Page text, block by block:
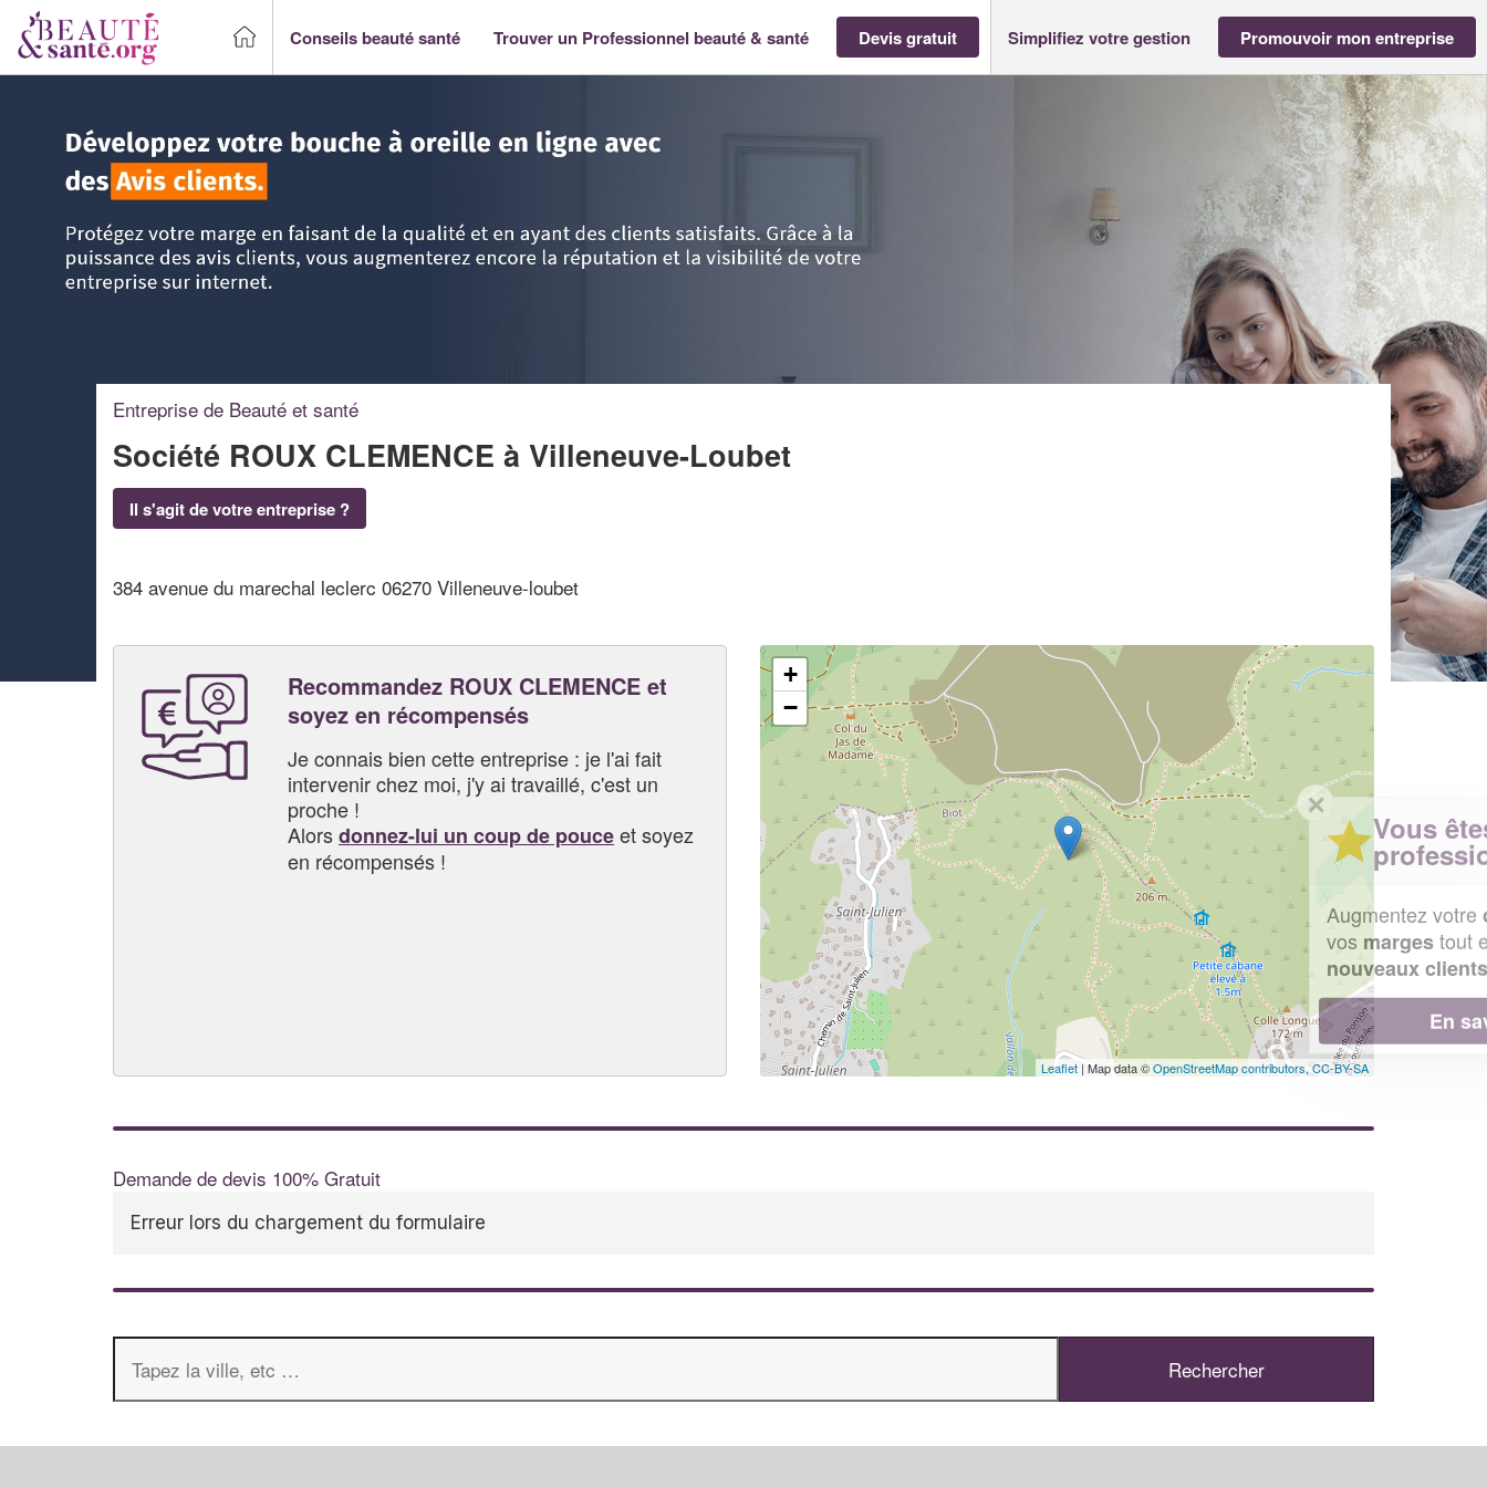
Conseils beauté santé Trouver un Professionnel beauté & santé Devis gratuit Simplifiez votre gestion Promouvoir mon entreprise
Entreprise de Beauté et santé
Société ROUX CLEMENCE à Villeneuve-Loubet
Il s'agit de votre entreprise ?
384 avenue du marechal leclerc 06270 Villeneuve-loubet
Recommandez ROUX CLEMENCE et
soyez en récompensés
Je connais bien cette entreprise : je l'ai fait
intervenir chez moi, j'y ai travaillé, c'est un
proche !
Alorsdonnez-lui un coup de pouceet soyez
en récompensés !
+
−
Leaflet | Map data ©OpenStreetMap contributors,CC-BY-SA
Demande de devis 100% Gratuit
Erreur lors du chargement du formulaire
✕
Vous êtes un
professionnel ?
Augmentez votre chiffre d'affaireset
vosmargestout en gagnant de
nouveaux clients
En savoir plus